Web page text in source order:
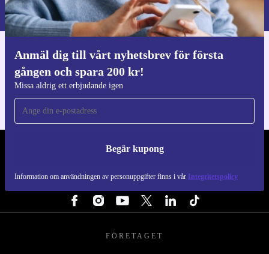
Anmäl dig till vårt nyhetsbrev för första
gången och spara 200 kr!
Missa aldrig ett erbjudande igen
Begär kupong
Information om användningen av personuppgifter finns i vår Integritetspolicy
Integritetspolicy
Ladda ner refurbed appen
För iOS och Android
REFURBED SVERIGE - RETHINK NEW.
FÖLJ OSS
FÖRETAGET